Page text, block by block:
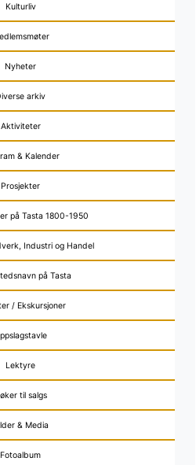
Kulturliv
Nyheter
arkiv
Aktiviteter
& Kalender
Prosjekter
på Tasta 1800-1950
Industri og Handel
på Tasta
/ Ekskursjoner
Lektyre
til salgs
& Media
Fotoalbum